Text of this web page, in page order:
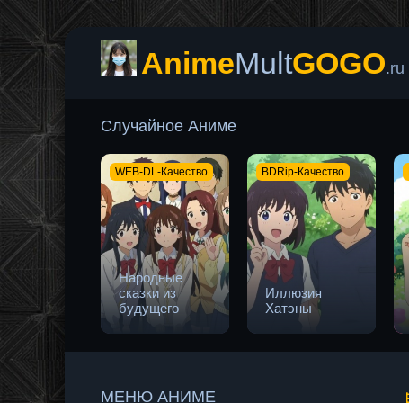
AnimeMultGOGO.ru
Случайное Аниме
Народные
сказки из
будущего
WEB-DL-Качество
Иллюзия
Хатэны
BDRip-Качество
МЕНЮ АНИМЕ